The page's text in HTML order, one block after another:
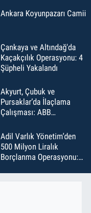
Ankara Koyunpazarı Camii
Çankaya ve Altındağ'da
Kaçakçılık Operasyonu: 4
Şüpheli Yakalandı
Akyurt, Çubuk ve
Pursaklar’da İlaçlama
Çalışması: ABB
İlaçladı
Adil Varlık Yönetim’den
500 Milyon Liralık
Borçlanma Operasyonu: